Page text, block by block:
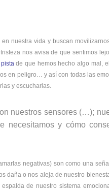
nuestra vida y buscan
nos avisa de que sentimos
de que hemos hecho algo mal,
en peligro… y así con todas las
y escucharlas.
nuestros sensores (…);
y cómo
negativas) son como una
daña o nos aleja de nuestro
de nuestro sistema